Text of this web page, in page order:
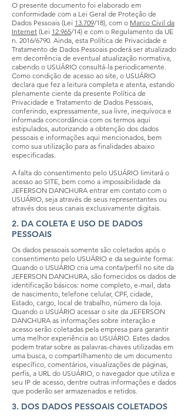
O presente documento foi elaborado em
conformidade com a Lei Geral de Proteção de
Dados Pessoais (Lei 13.709/18), com o Marco Civil da
Internet (Lei 12.965/14) e com o Regulamento da UE
n. 2016/6790. Ainda, esta Política de Privacidade e
Tratamento de Dados Pessoais poderá ser atualizado
em decorrência de eventual atualização normativa,
cabendo o USUÁRIO consultá-la periodicamente.
Como condição de acesso ao site, o USUÁRIO
declara que fez a leitura completa e atenta, estando
plenamente ciente da presente Política de
Privacidade e Tratamento de Dados Pessoais,
conferindo, expressamente, sua livre, inequívoca e
informada concordância com os termos aqui
estipulados, autorizando a obtenção dos dados
pessoais e informações aqui mencionados, bem
como sua utilização para as finalidades abaixo
especificadas.
A falta do consentimento pelo USUÁRIO limitará o
acesso ao SITE, bem como a impossibilidade da
JEFERSON DANCHURA entrar em contato com o
USUÁRIO, seja através de seus representantes ou
através dos seus canais exclusivamente digitais.
2. DA COLETA E USO DE DADOS
PESSOAIS
Os dados pessoais somente são coletados após o
consentimento pelo USUÁRIO e da seguinte forma:
Quando o USUÁRIO cria uma conta/perfil no site da
JEFERSON DANCHURA, são fornecidos os dados de
identificação básicos: nome completo, e-mail, data
de nascimento, telefone celular, CPF, cidade,
Estado, cargo, local de trabalho, número da loja.
Quando o USUÁRIO acessar o site da JEFERSON
DANCHURA as informações sobre interação e
acesso serão coletadas pela empresa para garantir
uma melhor experiência ao USUÁRIO. Estes dados
podem tratar sobre as palavras-chaves utilizadas em
uma busca, o compartilhamento de um documento
específico, comentários, visualizações de páginas,
perfis, a URL do USUÁRIO, o navegador que utiliza e
seu IP de acesso, dentre outras informações e dados
que poderão ser armazenados e retidos.
3. DOS DADOS PESSOAIS COLETADOS